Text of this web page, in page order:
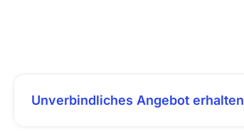
Unverbindliches Angebot erhalten